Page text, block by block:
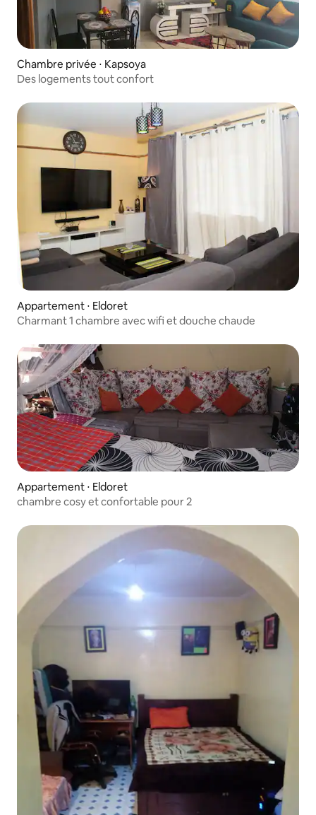
Chambre privée ⋅ Kapsoya
Des logements tout confort
Appartement ⋅ Eldoret
Charmant 1 chambre avec wifi et douche chaude
Appartement ⋅ Eldoret
chambre cosy et confortable pour 2